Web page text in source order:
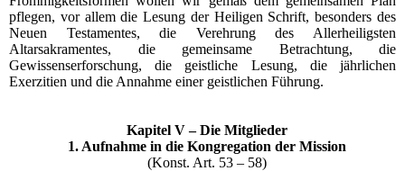
pflegen, vor allem die Lesung der Heiligen Schrift, besonders des
Neuen Testamentes, die Verehrung des Allerheiligsten
Altarsakramentes, die gemeinsame Betrachtung, die
Gewissenserforschung, die geistliche Lesung, die jährlichen
Exerzitien und die Annahme einer geistlichen Führung.
Kapitel V – Die Mitglieder
1. Aufnahme in die Kongregation der Mission
(Konst. Art. 53 – 58)